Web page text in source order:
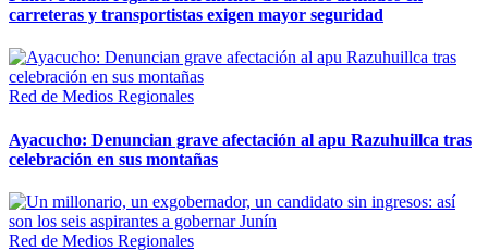
carreteras y transportistas exigen mayor seguridad
Red de Medios Regionales
Ayacucho: Denuncian grave afectación al apu Razuhuillca tras
celebración en sus montañas
Red de Medios Regionales